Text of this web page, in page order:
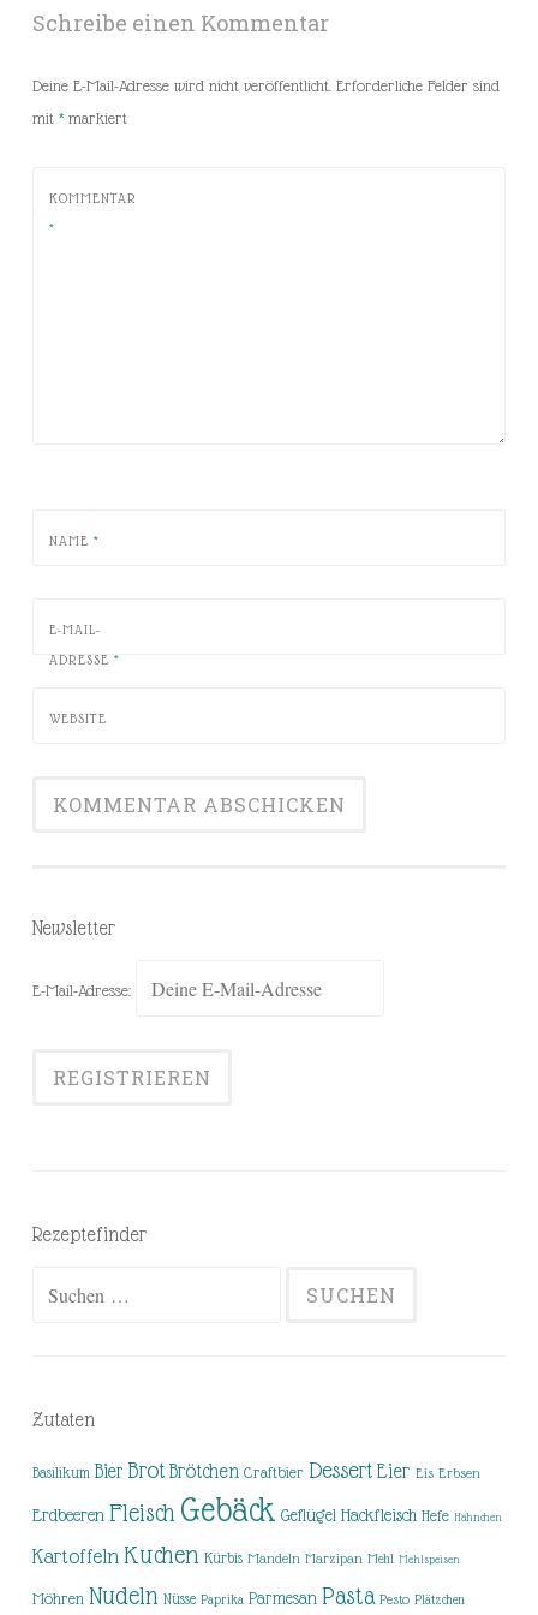
Schreibe einen Kommentar
Deine E-Mail-Adresse wird nicht veröffentlicht. Erforderliche Felder sind
mit *markiert
KOMMENTAR
*
NAME *
E-MAIL-
ADRESSE *
WEBSITE
Newsletter
E-Mail-Adresse:
Rezeptefinder
Zutaten
Basilikum Bier Brot Brötchen Craftbier Dessert Eier Eis Erbsen
Erdbeeren Fleisch Gebäck Geflügel Hackfleisch Hefe Hähnchen
Kartoffeln Kuchen Kürbis Mandeln Marzipan Mehl Mehlspeisen
Möhren Nudeln Nüsse Paprika Parmesan Pasta Pesto Plätzchen